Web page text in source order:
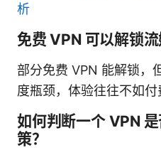
析
免费 VPN 可以解锁流
部分免费 VPN 能解锁，
度瓶颈，体验往往不如付
如何判断一个 VPN
策？